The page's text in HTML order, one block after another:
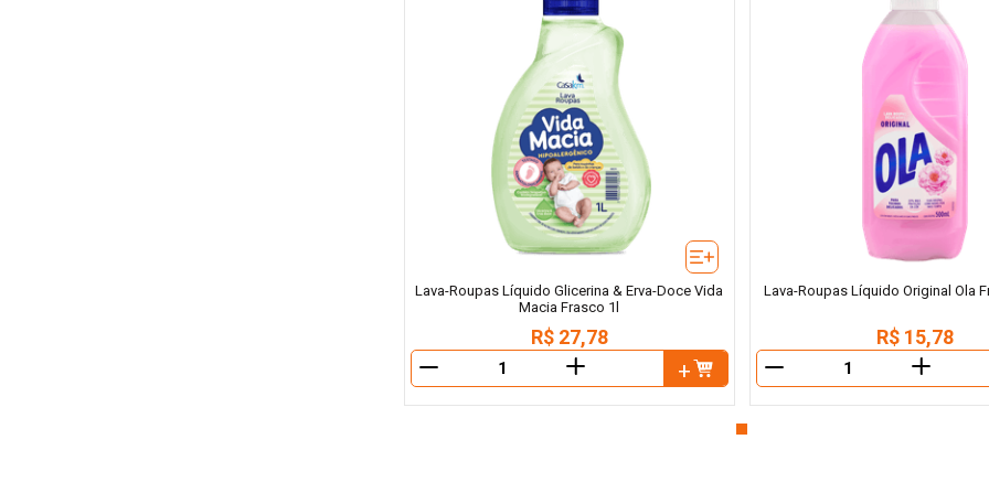
Lava-Roupas Líquido Glicerina & Erva-Doce Vida
Macia Frasco 1l
R$ 27,78
＋
Lava-Roupas Líquido Original Ola
R$ 15,78
＋